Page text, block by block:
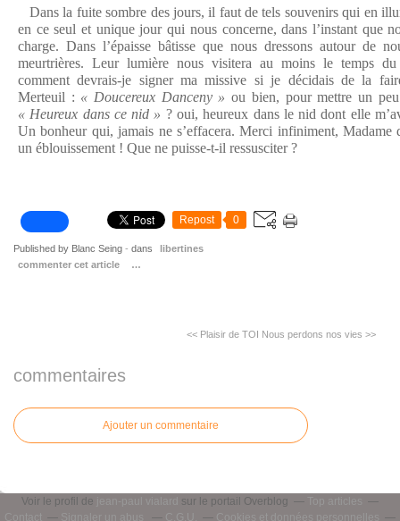
Dans la fuite sombre des jours, il faut de tels souvenirs qui en
en ce seul et unique jour qui nous concerne, dans l’instant que
charge. Dans l’épaisse bâtisse que nous dressons autour de
meurtrières. Leur lumière nous visitera au moins le temps
comment devrais-je signer ma missive si je décidais de la
Merteuil : « Doucereux Danceny » ou bien, pour mettre un
« Heureux dans ce nid » ? oui, heureux dans le nid dont elle
Un bonheur qui, jamais ne s’effacera. Merci infiniment, Madame
un éblouissement ! Que ne puisse-t-il ressusciter ?
Repost 0
Published by Blanc Seing - dans
libertines
commenter cet article
…
<< Plaisir de TOI Nous perdons nos vies >>
commentaires
Ajouter un commentaire
Voir le profil de jean-paul vialard sur le portail Overblog
Top articles
Contact
Signaler un abus C.G.U. Cookies et données personnelles